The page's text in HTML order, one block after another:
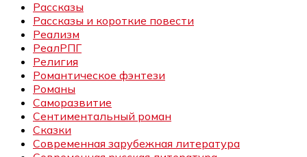
Рассказы
Рассказы и короткие повести
Реализм
РеалРПГ
Религия
Романтическое фэнтези
Романы
Саморазвитие
Сентиментальный роман
Сказки
Современная зарубежная литература